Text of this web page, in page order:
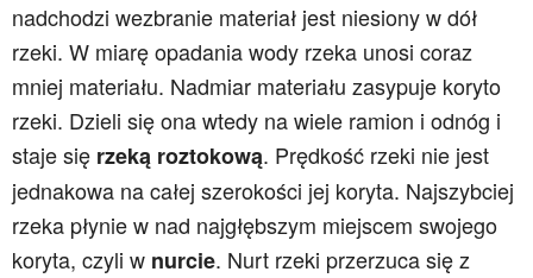
nadchodzi wezbranie materiał jest niesiony w dół
rzeki. W miarę opadania wody rzeka unosi coraz
mniej materiału. Nadmiar materiału zasypuje koryto
rzeki. Dzieli się ona wtedy na wiele ramion i odnóg i
staje się rzeką roztokową. Prędkość rzeki nie jest
jednakowa na całej szerokości jej koryta. Najszybciej
rzeka płynie w nad najgłębszym miejscem swojego
koryta, czyli w nurcie. Nurt rzeki przerzuca się z